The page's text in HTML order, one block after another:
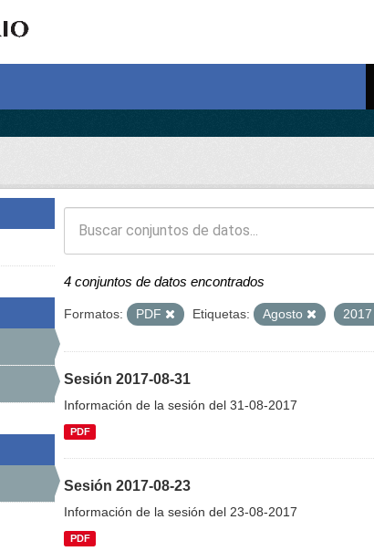
4 conjuntos de datos encontrados
Formatos: PDF Etiquetas: Agosto 2017
Sesión 2017-08-31
Información de la sesión del 31-08-2017
PDF
Sesión 2017-08-23
Información de la sesión del 23-08-2017
PDF